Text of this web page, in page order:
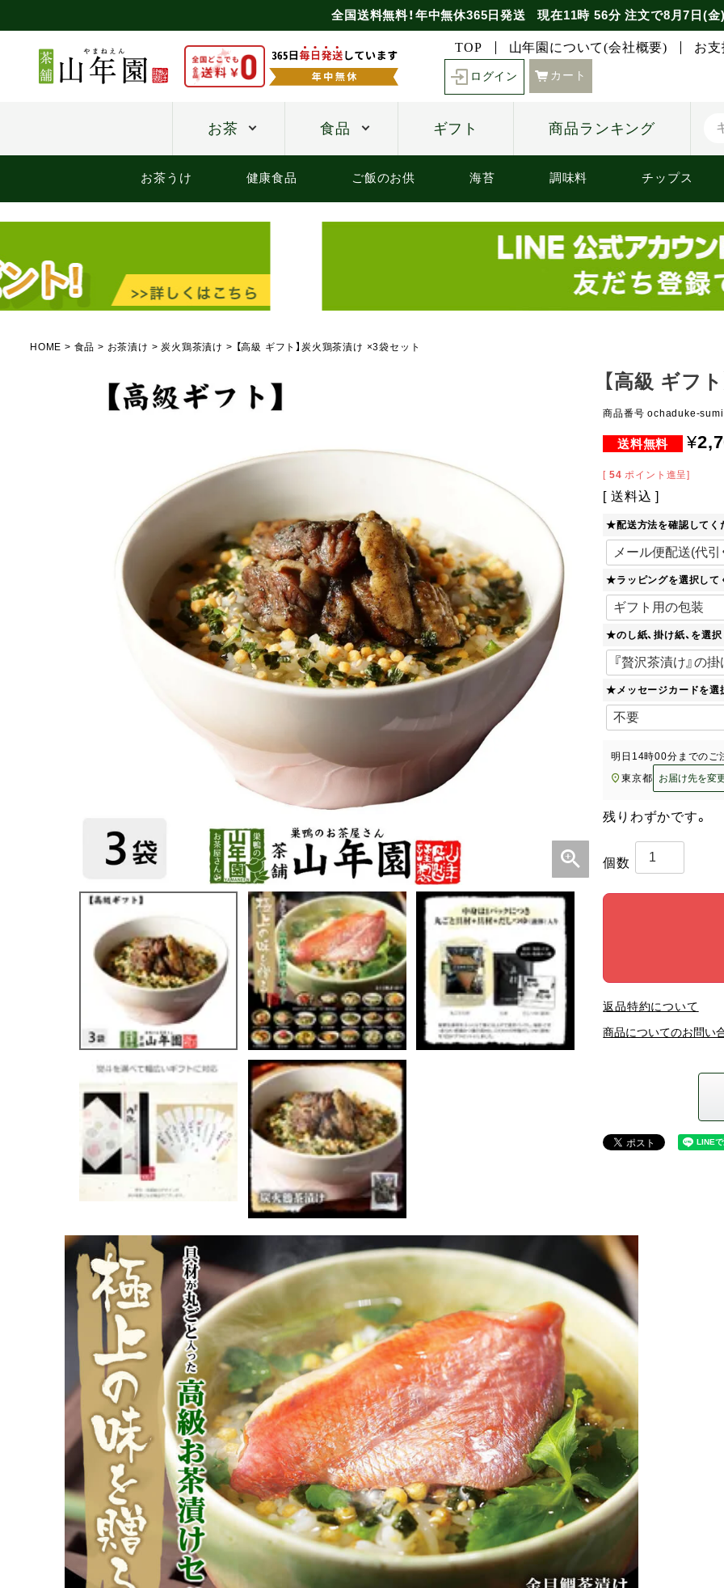
全国送料無料！年中無休365日発送 現在11時 56分注文で8月7日(金
TOP 山年園について(会社概要) お
ログイン カート
お茶 食品 ギフト 商品ランキング
お茶うけ 健康食品 ご飯のお供 海苔 調味料 チップス
HOME 食品 お茶漬け 炭火鶏茶漬け 【高級 ギフト】炭火鶏茶漬け ×3袋セット
【高級 ギフ
商品番号 ochaduke-
¥
[ 54 ポイント進呈]
送料込
★配送方法を確認してく
★ラッピングを選択して
★のし紙、掛け紙、を選
★メッセージカードを選
明日 14時00分 までのご
東京都
お届け先を変
残りわずかです。
返品特約について
商品についてのお問い